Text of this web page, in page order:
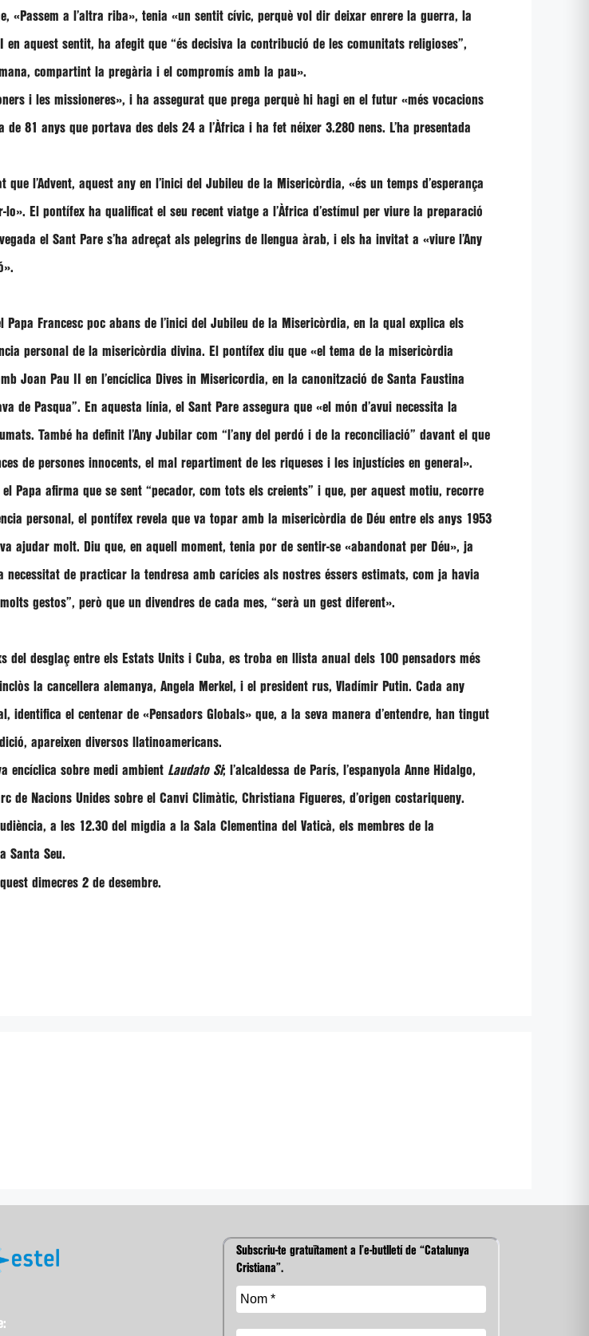
«Passem a l’altra riba», tenia «un sentit cívic, perquè vol dir deixar enrere la guerra, la
en aquest sentit, ha afegit que “és decisiva la contribució de les comunitats religioses”,
compartint la pregària i el compromís amb la pau».
i les missioneres», i ha assegurat que prega perquè hi hagi en el futur «més vocacions
de 81 anys que portava des dels 24 a l’Àfrica i ha fet néixer 3.280 nens. L’ha presentada
que l’Advent, aquest any en l’inici del Jubileu de la Misericòrdia, «és un temps d’esperança
lo». El pontífex ha qualificat el seu recent viatge a l’Àfrica d’estímul per viure la preparació
el Sant Pare s’ha adreçat als pelegrins de llengua àrab, i els ha invitat a «viure l’Any
.
Papa Francesc poc abans de l’inici del Jubileu de la Misericòrdia, en la qual explica els
personal de la misericòrdia divina. El pontífex diu que «el tema de la misericòrdia
Joan Pau II en l’encíclica Dives in Misericordia, en la canonització de Santa Faustina
de Pasqua”. En aquesta línia, el Sant Pare assegura que «el món d’avui necessita la
També ha definit l’Any Jubilar com “l’any del perdó i de la reconciliació” davant el que
de persones innocents, el mal repartiment de les riqueses i les injustícies en general».
el Papa afirma que se sent “pecador, com tots els creients” i que, per aquest motiu, recorre
personal, el pontífex revela que va topar amb la misericòrdia de Déu entre els anys 1953
ajudar molt. Diu que, en aquell moment, tenia por de sentir-se «abandonat per Déu», ja
de practicar la tendresa amb carícies als nostres éssers estimats, com ja havia
gestos”, però que un divendres de cada mes, “serà un gest diferent».
del desglaç entre els Estats Units i Cuba, es troba en llista anual dels 100 pensadors més
la cancellera alemanya, Angela Merkel , i el president rus, Vladímir Putin. Cada any
identifica el centenar de « Pensadors Globals» que, a la seva manera d’entendre, han tingut
apareixen diversos llatinoamericans.
encíclica sobre medi ambient Laudato Si; l’alcaldessa de París, l’espanyola Anne Hidalgo,
de Nacions Unides sobre el Canvi Climàtic, Christiana Figueres, d’origen costariqueny.
a les 12.30 del migdia a la Sala Clementina del Vaticà, els membres de la
Santa Seu.
dimecres 2 de desembre.
Subscriu-te gratuïtament a l’e-butlletí de “Catalunya
Cristiana”.